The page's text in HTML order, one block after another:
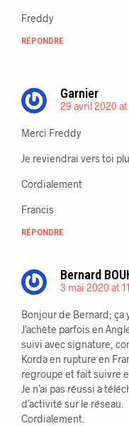
Freddy
RÉPONDRE
Garnier
29 avril 2020 at
Merci Freddy
Je reviendrai vers toi
Cordialement
Francis
RÉPONDRE
Bernard
3 mai 2020 at
Bonjour de Bernard; ça
J’achète parfois en
suivi avec signature,
Korda en rupture en
regroupe et fait suivre
Je n’ai pas réussi à
d’activité sur le réseau.
Cordialement.